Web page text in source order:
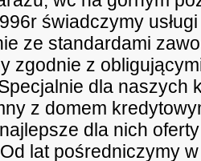
świadczymy
ze standardami
zgodnie z
dla naszych
z domem
dla nich
lat pośredniczymy